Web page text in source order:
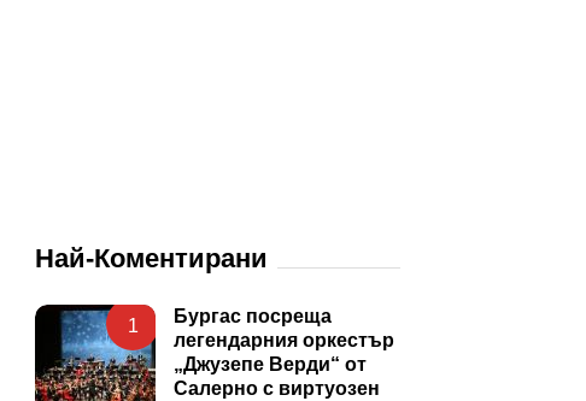
Най-Коментирани
1
Бургас посреща
легендарния оркестър
„Джузепе Верди“ от
Салерно с виртуозен